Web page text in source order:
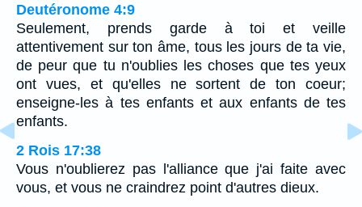
Deutéronome 4:9
Seulement, prends garde à toi et veille
attentivement sur ton âme, tous les jours de ta vie,
de peur que tu n'oublies les choses que tes yeux
ont vues, et qu'elles ne sortent de ton coeur;
enseigne-les à tes enfants et aux enfants de tes
enfants.
2 Rois 17:38
Vous n'oublierez pas l'alliance que j'ai faite avec
vous, et vous ne craindrez point d'autres dieux.